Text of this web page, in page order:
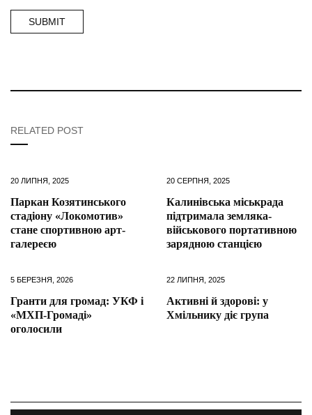
RELATED POST
20 ЛИПНЯ, 2025
Паркан Козятинського
стадіону «Локомотив»
стане спортивною арт-
галереєю
20 СЕРПНЯ, 2025
Калинівська міськрада
підтримала земляка-
військового портативною
зарядною станцією
5 БЕРЕЗНЯ, 2026
Гранти для громад: УКФ і
«МХП-Громаді»
оголосили
22 ЛИПНЯ, 2025
Активні й здорові: у
Хмільнику діє група